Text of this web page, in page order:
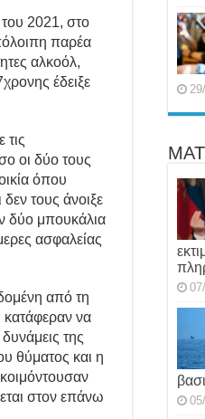
του 2021, στο
παρέα
αλκοόλ,
έδειξε
οι δύο τους
όπου
τους άνοιξε
δύο μπουκάλια
ασφαλείας
από τη
κατάφεραν να
της
θύματος και η
στον επάνω